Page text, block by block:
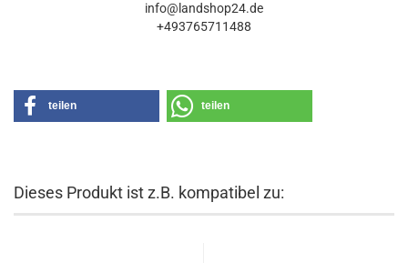
info@landshop24.de
+493765711488
teilen teilen
Dieses Produkt ist z.B. kompatibel zu: